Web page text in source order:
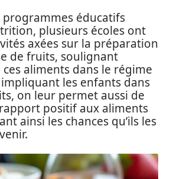
programmes éducatifs
plusieurs écoles ont
axées sur la préparation
de fruits, soulignant
ces aliments dans le régime
les enfants dans
on leur permet aussi de
positif aux aliments
ainsi les chances qu’ils les